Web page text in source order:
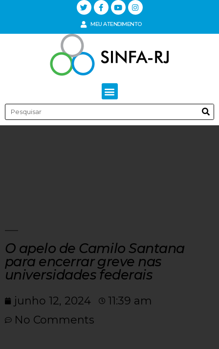
MEU ATENDIMENTO
O apelo de Camilo Santana
para encerrar greve nas
universidades federais
junho 12, 2024
11:39 am
No Comments